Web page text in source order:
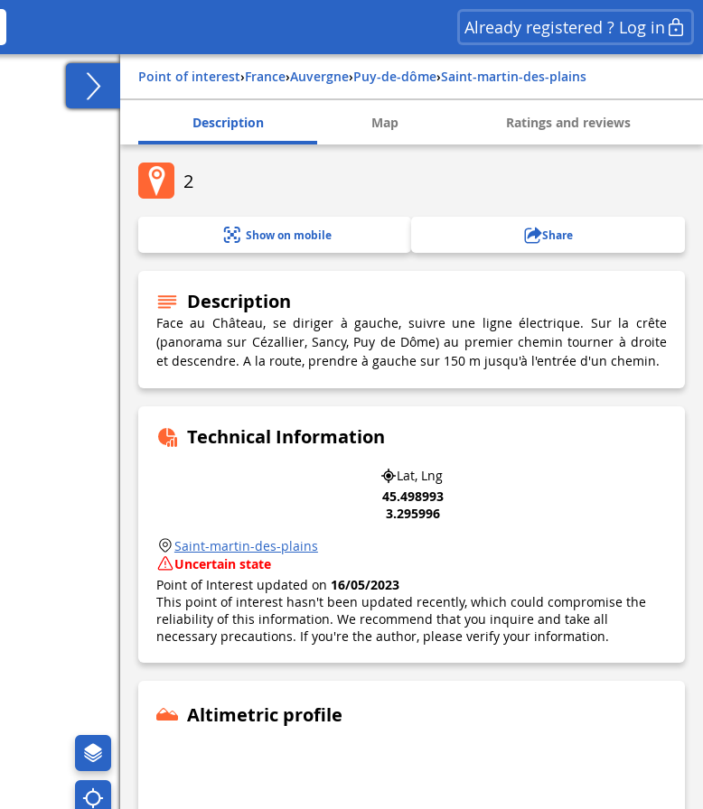
Already registered ? Log in
Point of interest› france› auvergne› puy-de-dôme› saint-martin-des-plains
Description Map Ratings and reviews
2
Show on mobile Share
Description
Face au Château, se diriger à gauche, suivre une ligne électrique. Sur la crête
(panorama sur Cézallier, Sancy, Puy de Dôme) au premier chemin tourner à droite
et descendre. A la route, prendre à gauche sur 150 m jusqu'à l'entrée d'un chemin.
Technical Information
Lat, Lng
45.498993
3.295996
Saint-martin-des-plains
Uncertain state
Point of Interest updated on 16/05/2023
This point of interest hasn't been updated recently, which could compromise the
reliability of this information. We recommend that you inquire and take all
necessary precautions. If you're the author, please verify your information.
Altimetric profile